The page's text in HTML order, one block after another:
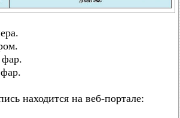
фар.
находится на веб-портале: